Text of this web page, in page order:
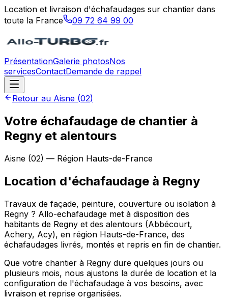
Location et livraison d'échafaudages sur chantier dans
toute la France
09 72 64 99 00
PrésentationGalerie photosNos
servicesContactDemande de rappel
Retour au Aisne (02)
Votre échafaudage de chantier à
Regny et alentours
Aisne (02) — Région Hauts-de-France
Location d'échafaudage à Regny
Travaux de façade, peinture, couverture ou isolation à
Regny ? Allo-echafaudage met à disposition des
habitants de Regny et des alentours (Abbécourt,
Achery, Acy), en région Hauts-de-France, des
échafaudages livrés, montés et repris en fin de chantier.
Que votre chantier à Regny dure quelques jours ou
plusieurs mois, nous ajustons la durée de location et la
configuration de l'échafaudage à vos besoins, avec
livraison et reprise organisées.